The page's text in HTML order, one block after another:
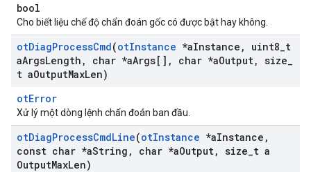
bool
Cho biết liệu chế độ chẩn đoán gốc có được bật hay không.
otDiagProcessCmd(otInstance *aInstance , uint8 t
aArgsLength , char *aArgs[] , char *aOutput, size
t aOutputMaxLen)
otError
Xử lý một dòng lệnh chẩn đoán ban đầu.
otDiagProcessCmdLine(otInstance *aInstance ,
const char *aString , char *aOutput, size t a
OutputMaxLen)